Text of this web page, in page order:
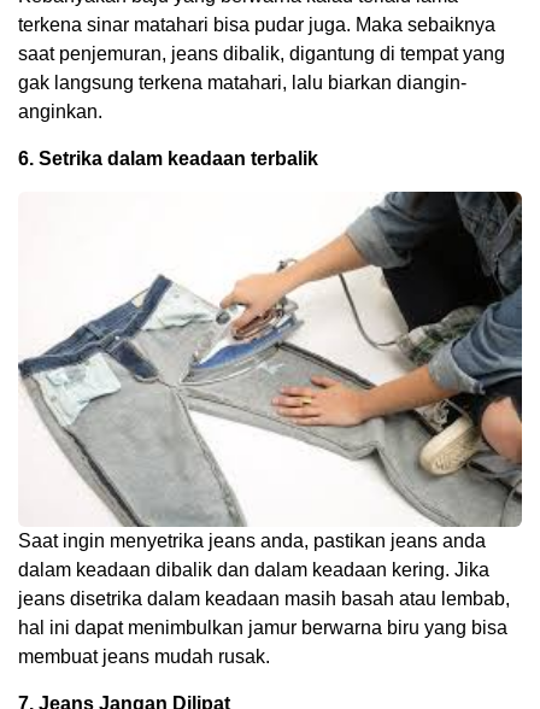
terkena sinar matahari bisa pudar juga. Maka sebaiknya
saat penjemuran, jeans dibalik, digantung di tempat yang
gak langsung terkena matahari, lalu biarkan diangin-
anginkan.
6. Setrika dalam keadaan terbalik
Saat ingin menyetrika jeans anda, pastikan jeans anda
dalam keadaan dibalik dan dalam keadaan kering. Jika
jeans disetrika dalam keadaan masih basah atau lembab,
hal ini dapat menimbulkan jamur berwarna biru yang bisa
membuat jeans mudah rusak.
7. Jeans Jangan Dilipat